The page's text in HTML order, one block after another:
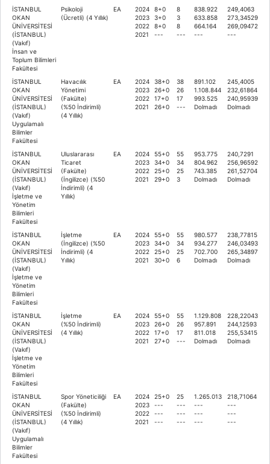
İSTANBUL
OKAN
ÜNİVERSİTESİ
(İSTANBUL)
(Vakıf)
İnsan ve
Toplum Bilimleri
Fakültesi
Psikoloji
(Ücretli) (4 Yıllık)
EA
2024
2023
2022
2021
8+0
3+0
8+0
---
8
3
8
---
838.922
633.858
664.164
---
249,4063
273,34529
269,09472
---
İSTANBUL
OKAN
ÜNİVERSİTESİ
(İSTANBUL)
(Vakıf)
Uygulamalı
Bilimler
Fakültesi
Havacılık
Yönetimi
(Fakülte)
(%50 İndirimli)
(4 Yıllık)
EA
2024
2023
2022
2021
38+0
26+0
17+0
26+0
38
26
17
---
891.102
1.108.844
993.525
Dolmadı
245,4005
232,61864
240,95939
Dolmadı
İSTANBUL
OKAN
ÜNİVERSİTESİ
(İSTANBUL)
(Vakıf)
İşletme ve
Yönetim
Bilimleri
Fakültesi
Uluslararası
Ticaret
(Fakülte)
(İngilizce) (%50
İndirimli) (4
Yıllık)
EA
2024
2023
2022
2021
55+0
34+0
25+0
29+0
55
34
25
3
953.775
804.962
743.385
Dolmadı
240,7291
256,96592
261,52704
Dolmadı
İSTANBUL
OKAN
ÜNİVERSİTESİ
(İSTANBUL)
(Vakıf)
İşletme ve
Yönetim
Bilimleri
Fakültesi
İşletme
(İngilizce) (%50
İndirimli) (4
Yıllık)
EA
2024
2023
2022
2021
55+0
34+0
25+0
30+0
55
34
25
6
980.577
934.277
702.700
Dolmadı
238,77815
246,03493
265,34897
Dolmadı
İSTANBUL
OKAN
ÜNİVERSİTESİ
(İSTANBUL)
(Vakıf)
İşletme ve
Yönetim
Bilimleri
Fakültesi
İşletme
(%50 İndirimli)
(4 Yıllık)
EA
2024
2023
2022
2021
55+0
26+0
17+0
27+0
55
26
17
---
1.129.808
957.891
811.018
Dolmadı
228,22043
244,12593
255,53415
Dolmadı
İSTANBUL
OKAN
ÜNİVERSİTESİ
(İSTANBUL)
(Vakıf)
Uygulamalı
Bilimler
Fakültesi
Spor Yöneticiliği
(Fakülte)
(%50 İndirimli)
(4 Yıllık)
EA
2024
2023
2022
2021
25+0
---
---
---
25
---
---
---
1.265.013
---
---
---
218,71064
---
---
---